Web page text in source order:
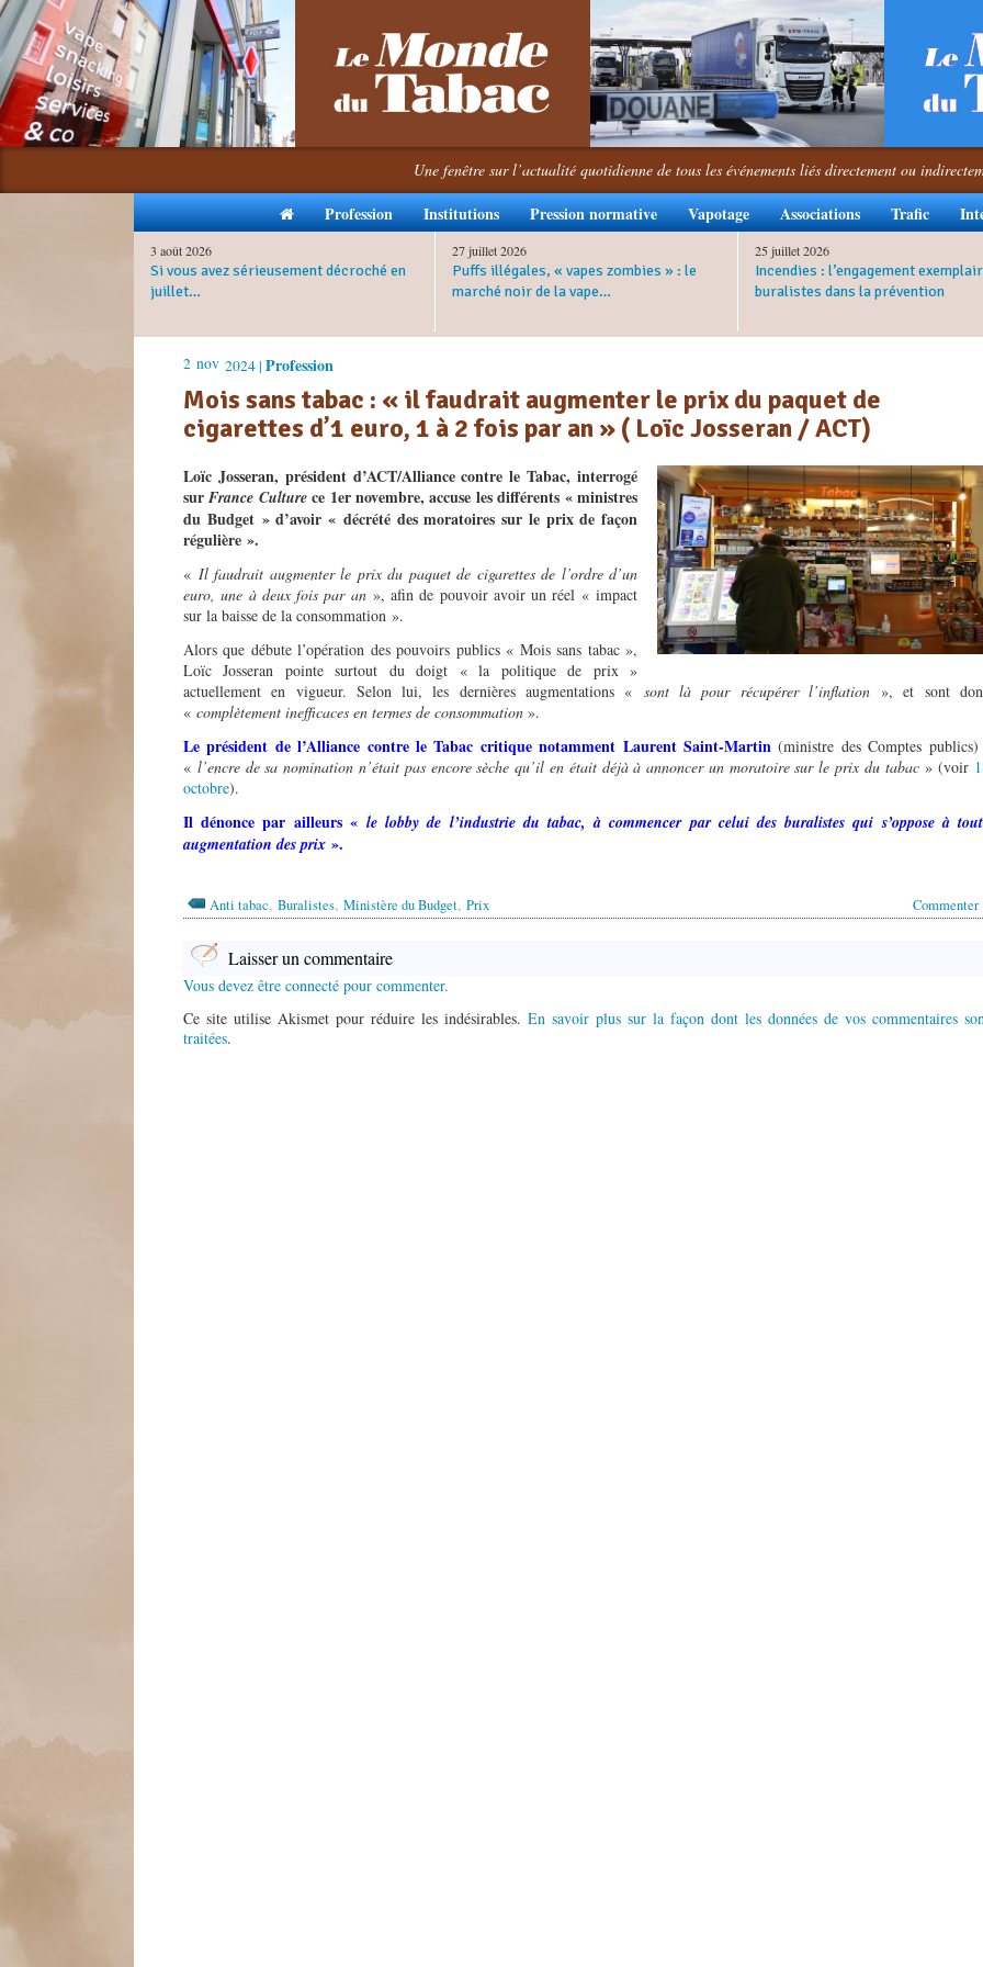
Une fenêtre sur l’actualité quotidienne de tous les événements liés directement ou
Profession Institutions Pression normative Vapotage Associations Trafic
3 août 2026
Si vous avez sérieusement décroché en
juillet…
27 juillet 2026
Puffs illégales, « vapes zombies » : le
marché noir de la vape…
25 juillet 2026
Incendies : l’engagement
buralistes dans la prévention
2 nov 2024 | Profession
Mois sans tabac : « il faudrait augmenter le prix du paquet de
cigarettes d’1 euro, 1 à 2 fois par an » ( Loïc Josseran / ACT)
Loïc Josseran, président d’ACT/Alliance contre le Tabac, interrogé
surFrance Culturece 1er novembre, accuse les différents « ministres
du Budget»d’avoir « décrété des moratoires sur le prix de façon
régulière ».
« Il faudrait augmenter le prix du paquet de cigarettes de l’ordre d’un
euro, une à deux fois par an», afin de pouvoir avoir un réel « impact
sur la baisse de la consommation ».
Alors que débute l’opération des pouvoirs publics « Mois sans tabac »,
Loïc Josseran pointe surtout du doigt « la politique de prix »
actuellement en vigueur. Selon lui, les dernières augmentations « sont là pour récupérer l’inflation», et sont
« complètement inefficaces en termes de consommation ».
Le président de l’Alliance contre le Tabac critique notamment Laurent Saint-Martin (ministre des Comptes
« l’encre de sa nomination n’était pas encore sèche qu’il en était déjà à annoncer un moratoire sur le prix du tabac» (voir
octobre).
Il dénonce par ailleurs «le lobby de l’industrie du tabac, à commencer par celui des buralistes qui s’oppose à
augmentation des prix ».
Commenter
Anti tabac, Buralistes, Ministère du Budget, Prix
Laisser un commentaire
Vous devez être connecté pour commenter.
Ce site utilise Akismet pour réduire les indésirables. En savoir plus sur la façon dont les données de vos commentaires
traitées.